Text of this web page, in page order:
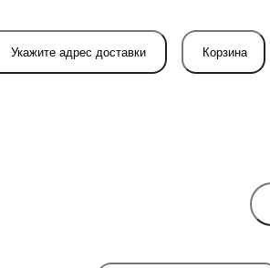
Укажите адрес доставки Корзина